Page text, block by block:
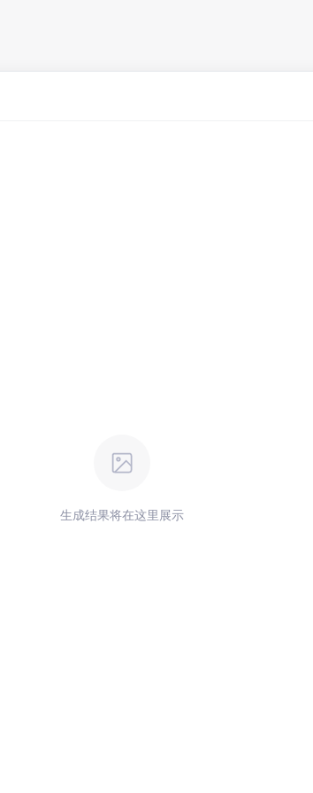
生成结果将在这里展示